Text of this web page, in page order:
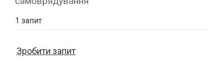
1 запит
Зробити запит